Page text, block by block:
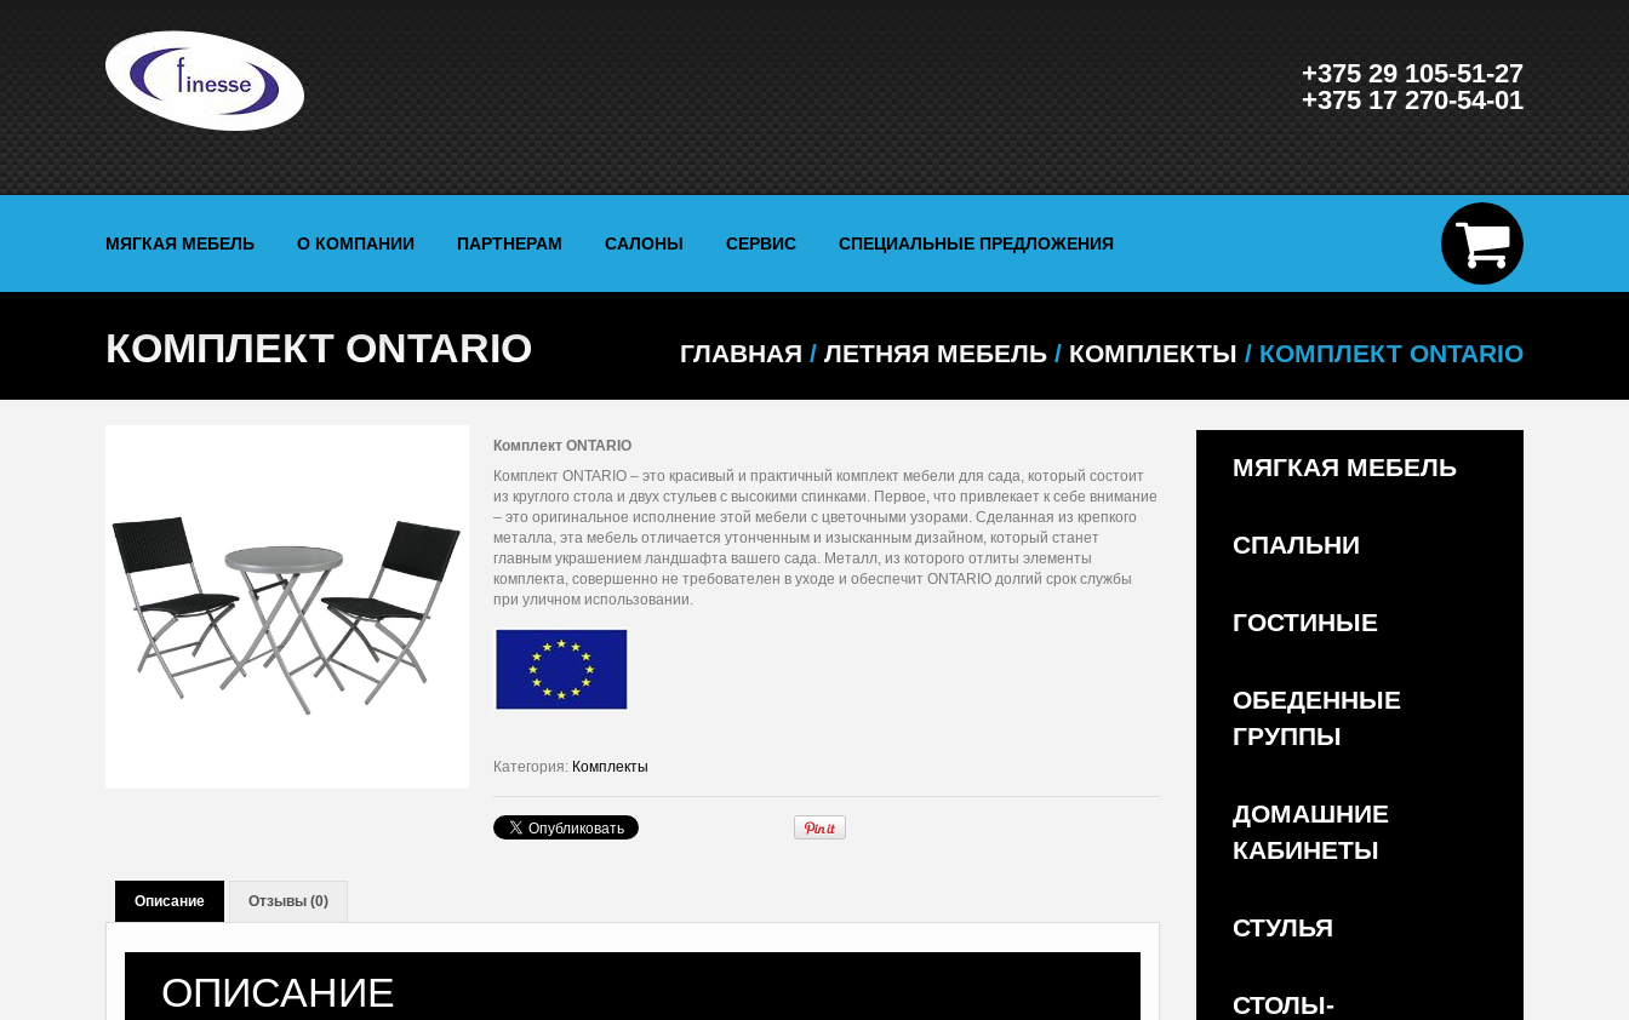
+375 29 105-51-27
+375 17 270-54-01
МЯГКАЯ МЕБЕЛЬ О КОМПАНИИ ПАРТНЕРАМ САЛОНЫ СЕРВИС СПЕЦИАЛЬНЫЕ ПРЕДЛОЖЕНИЯ
КОМПЛЕКТ ONTARIO ГЛАВНАЯ / ЛЕТНЯЯ МЕБЕЛЬ / КОМПЛЕКТЫ / КОМПЛЕКТ ONTARIO
Комплект ONTARIO
Комплект ONTARIO – это красивый и практичный комплект мебели для сада, который состоит
из круглого стола и двух стульев с высокими спинками. Первое, что привлекает к себе внимание
– это оригинальное исполнение этой мебели с цветочными узорами. Сделанная из крепкого
металла, эта мебель отличается утонченным и изысканным дизайном, который станет
главным украшением ландшафта вашего сада. Металл, из которого отлиты элементы
комплекта, совершенно не требователен в уходе и обеспечит ONTARIO долгий срок службы
при уличном использовании.
Категория: Комплекты
Описание Отзывы (0)
ОПИСАНИЕ
МЯГКАЯ МЕБЕЛЬ
СПАЛЬНИ
ГОСТИНЫЕ
ОБЕДЕННЫЕ
ГРУППЫ
ДОМАШНИЕ
КАБИНЕТЫ
СТУЛЬЯ
СТОЛЫ-